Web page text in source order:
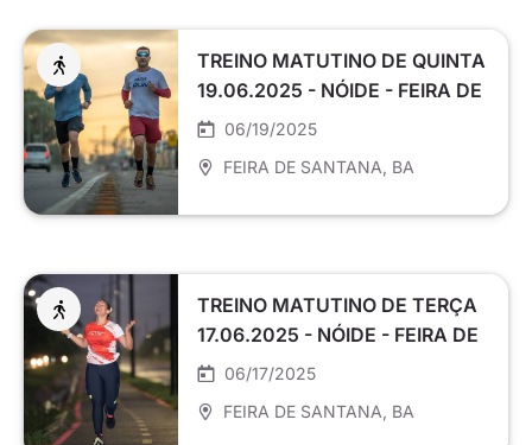
TREINO MATUTINO DE QUINTA
19.06.2025 - NÓIDE - FEIRA DE
SANTANA
06/19/2025
FEIRA DE SANTANA , BA
TREINO MATUTINO DE TERÇA
17.06.2025 - NÓIDE - FEIRA DE
SANTANA
06/17/2025
FEIRA DE SANTANA , BA